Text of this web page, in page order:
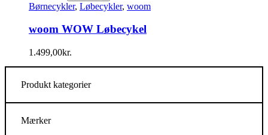
Børnecykler, Løbecykler, woom
woom WOW Løbecykel
1.499,00kr.
Produkt kategorier
Mærker